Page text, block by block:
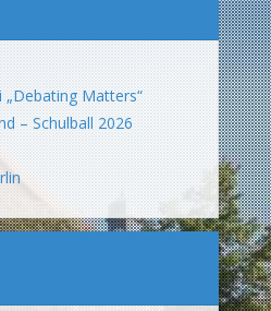
„Debating Matters“
– Schulball 2026